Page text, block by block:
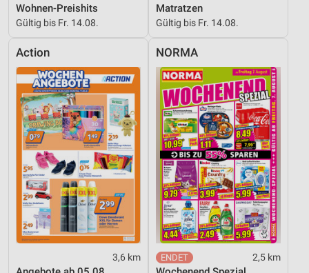
Wohnen-Preishits
Gültig bis Fr. 14.08.
Matratzen
Gültig bis Fr. 14.08.
Action
3,6 km
NORMA
2,5 km